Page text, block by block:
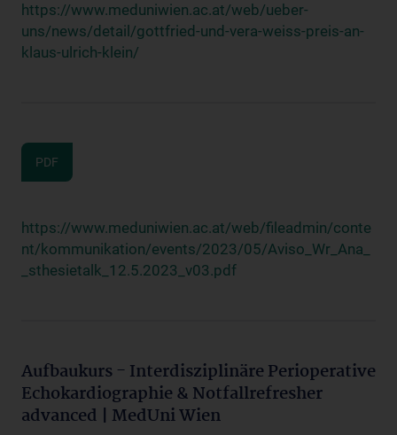
https://www.meduniwien.ac.at/web/ueber-
uns/news/detail/gottfried-und-vera-weiss-preis-an-
klaus-ulrich-klein/
PDF
https://www.meduniwien.ac.at/web/fileadmin/conte
nt/kommunikation/events/2023/05/Aviso_Wr_Ana_
_sthesietalk_12.5.2023_v03.pdf
Aufbaukurs - Interdisziplinäre Perioperative
Echokardiographie & Notfallrefresher
advanced | MedUni Wien